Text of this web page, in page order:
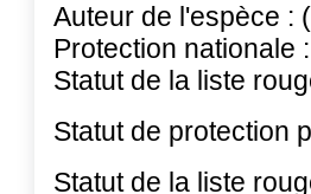
Auteur de l'espèce :
Protection nationale :
Statut de la liste
Statut de protection
Statut de la liste